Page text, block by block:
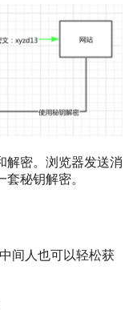
解密。浏览器发送消
秘钥解密。
间人也可以轻松获